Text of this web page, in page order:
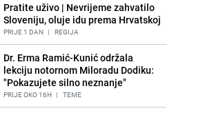
Pratite uživo | Nevrijeme zahvatilo
Sloveniju, oluje idu prema Hrvatskoj
PRIJE 1 DAN | REGIJA
Dr. Erma Ramić-Kunić održala
lekciju notornom Miloradu Dodiku:
"Pokazujete silno neznanje"
PRIJE OKO 16H | TEME